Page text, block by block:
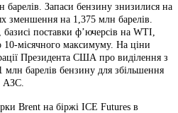
барелів. Запаси бензину знизилися на
зменшення на 1,375 млн барелів.
поставки ф’ючерсів на WTI,
10-місячного максимуму. На ціни
Президента США про виділення з
млн барелів бензину для збільшення
АЗС.
Brent на біржі ICE Futures в